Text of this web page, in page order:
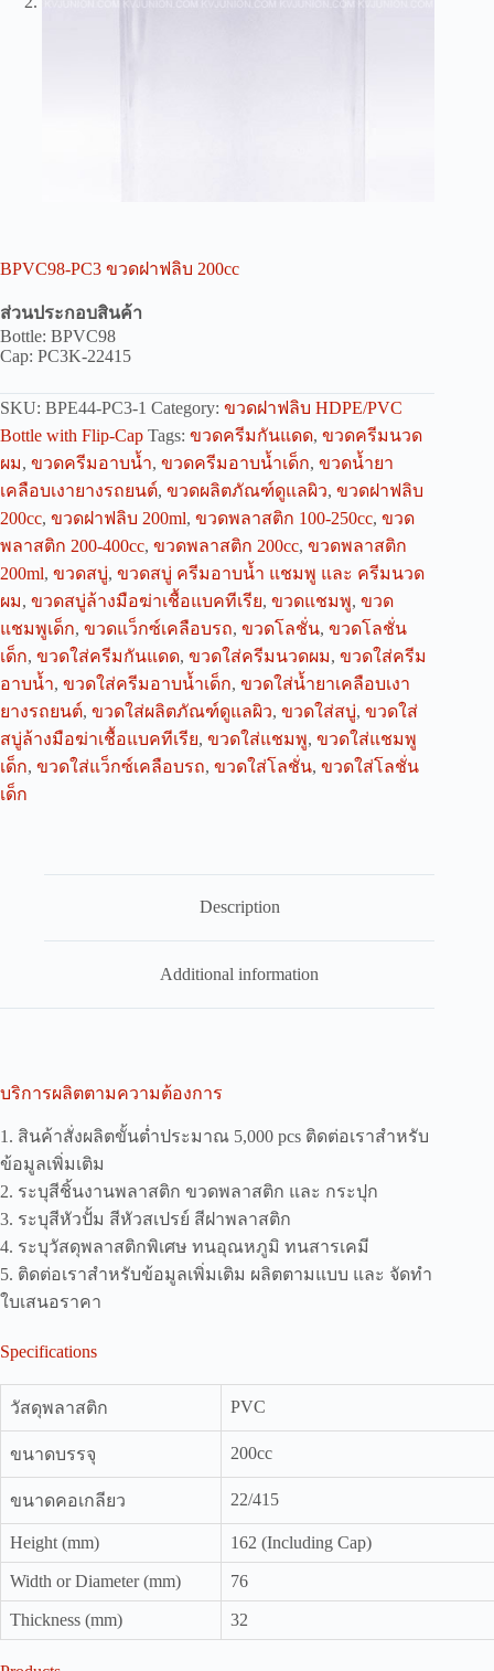
BPVC98-PC3 ขวดฝาฟลิบ 200cc
ส่วนประกอบสินค้า
Bottle: BPVC98
Cap: PC3K-22415
SKU: BPE44-PC3-1 Category: ขวดฝาฟลิบ HDPE/PVC
Bottle with Flip-Cap Tags: ขวดครีมกันแดด, ขวดครีมนวด
ผม, ขวดครีมอาบน้ำ, ขวดครีมอาบน้ำเด็ก, ขวดน้ำยา
เคลือบเงายางรถยนต์, ขวดผลิตภัณฑ์ดูแลผิว, ขวดฝาฟลิบ
200cc, ขวดฝาฟลิบ 200ml, ขวดพลาสติก 100-250cc, ขวด
พลาสติก 200-400cc, ขวดพลาสติก 200cc, ขวดพลาสติก
200ml, ขวดสบู่, ขวดสบู่ ครีมอาบน้ำ แชมพู และ ครีมนวด
ผม, ขวดสบู่ล้างมือฆ่าเชื้อแบคทีเรีย, ขวดแชมพู, ขวด
แชมพูเด็ก, ขวดแว็กซ์เคลือบรถ, ขวดโลชั่น, ขวดโลชั่น
เด็ก, ขวดใส่ครีมกันแดด, ขวดใส่ครีมนวดผม, ขวดใส่ครีม
อาบน้ำ, ขวดใส่ครีมอาบน้ำเด็ก, ขวดใส่น้ำยาเคลือบเงา
ยางรถยนต์, ขวดใส่ผลิตภัณฑ์ดูแลผิว, ขวดใส่สบู่, ขวดใส่
สบู่ล้างมือฆ่าเชื้อแบคทีเรีย, ขวดใส่แชมพู, ขวดใส่แชมพู
เด็ก, ขวดใส่แว็กซ์เคลือบรถ, ขวดใส่โลชั่น, ขวดใส่โลชั่น
เด็ก
Description
Additional information
บริการผลิตตามความต้องการ
1. สินค้าสั่งผลิตขั้นต่ำประมาณ 5,000 pcs ติดต่อเราสำหรับ
ข้อมูลเพิ่มเติม
2. ระบุสีชิ้นงานพลาสติก ขวดพลาสติก และ กระปุก
3. ระบุสีหัวปั้ม สีหัวสเปรย์ สีฝาพลาสติก
4. ระบุวัสดุพลาสติกพิเศษ ทนอุณหภูมิ ทนสารเคมี
5. ติดต่อเราสำหรับข้อมูลเพิ่มเติม ผลิตตามแบบ และ จัดทำ
ใบเสนอราคา
Specifications
วัสดุพลาสติก PVC
ขนาดบรรจุ 200cc
ขนาดคอเกลียว 22/415
Height (mm) 162 (Including Cap)
Width or Diameter (mm) 76
Thickness (mm) 32